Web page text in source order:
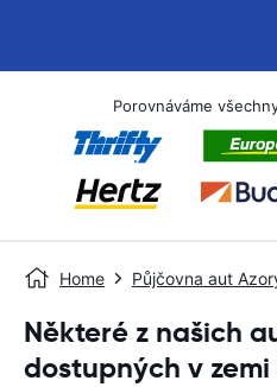
Porovnáváme
Home Půjčovna aut
Některé z našich
dostupných v